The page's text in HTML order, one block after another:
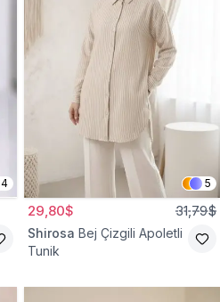
4 5
29,80$ 31,79$
Shirosa Bej Çizgili Apoletli
Tunik